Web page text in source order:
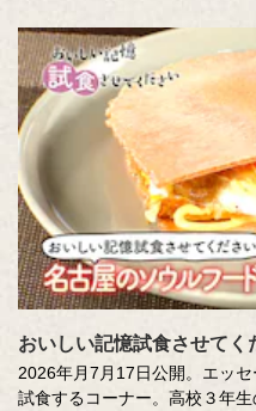
煮る音……。
料理の音を一つひとつ、つない
「応援する料理」のCMができ
みなさんの日常でも、料理の音
「がんばれ！」と「がんばる
をつくりたい。」のキッコー
おいしい記憶試食させてく
2026年月7月17日公開。エッ
試食するコーナー。高校３年